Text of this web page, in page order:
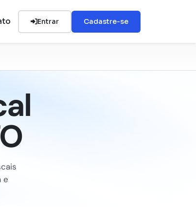
Entrar Cadastre-se
e